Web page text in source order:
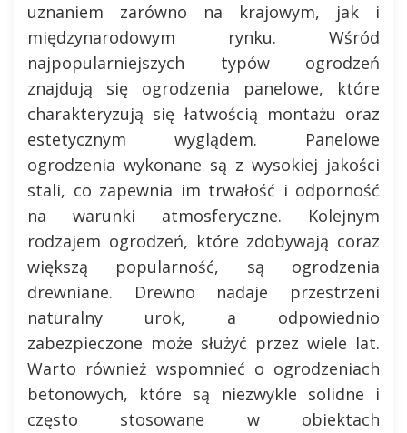
uznaniem zarówno na krajowym, jak i
międzynarodowym rynku. Wśród
najpopularniejszych typów ogrodzeń
znajdują się ogrodzenia panelowe, które
charakteryzują się łatwością montażu oraz
estetycznym wyglądem. Panelowe
ogrodzenia wykonane są z wysokiej jakości
stali, co zapewnia im trwałość i odporność
na warunki atmosferyczne. Kolejnym
rodzajem ogrodzeń, które zdobywają coraz
większą popularność, są ogrodzenia
drewniane. Drewno nadaje przestrzeni
naturalny urok, a odpowiednio
zabezpieczone może służyć przez wiele lat.
Warto również wspomnieć o ogrodzeniach
betonowych, które są niezwykle solidne i
często stosowane w obiektach